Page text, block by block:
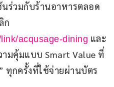
ร่วมกับร้านอาหารตลอด
ก
acqusage-dining และ
มคุ้มแบบ Smart Value ที่
ทุกครั้งที่ใช้จ่ายผ่านบัตร